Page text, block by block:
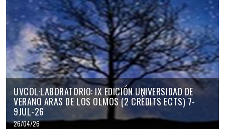
UVCOL·LABORATORIO: IX EDICIÓN UNIVERSIDAD DE
VERANO ARAS DE LOS OLMOS (2 CRÈDITS ECTS) 7-
9JUL-26
26/04/26